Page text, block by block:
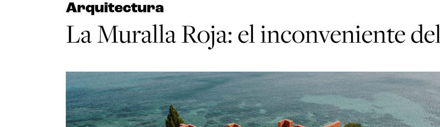
Arquitectura
La Muralla Roja: el inconveniente